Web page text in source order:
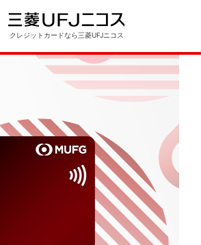
クレジットカードなら三菱UFJニコス